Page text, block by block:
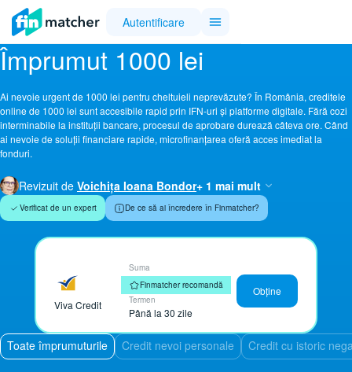
Autentificare
Împrumut 1000 lei
Ai nevoie urgent de 1000 lei pentru cheltuieli neprevăzute? În România, creditele
online de 1000 lei sunt accesibile rapid prin IFN-uri și platforme digitale. Fără cozi
interminabile la instituții bancare, procesul de aprobare durează câteva ore. Când
ai nevoie de soluții financiare rapide, microfinanțarea oferă acces imediat la
fonduri.
Revizuit de Voichița Ioana Bondor+ 1 mai mult
Verificat de un expert De ce să ai încredere în Finmatcher?
Finmatcher recomandă
Viva Credit
Suma
Până la 20.000 lei ​
Termen
Până la 30 zile
Obține
Toate împrumuturile Credit nevoi personale Credit cu istoric